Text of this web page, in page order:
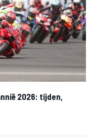
2026: tijden,